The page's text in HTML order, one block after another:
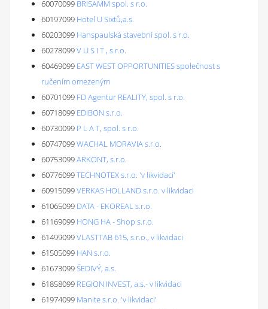
60070099 BRISAMM spol. s r.o.
60197099 Hotel U Sixtů,a.s.
60203099 Hanspaulská stavební spol. s r.o.
60278099V U S I T , s.r.o.
60469099 EAST WEST OPPORTUNITIES společnost s
ručením omezeným
60701099 FD Agentur REALITY, spol. s r.o.
60718099 EDIBON s.r.o.
60730099 P L A T, spol. s r.o.
60747099WACHAL MORAVIA s.r.o.
60753099ARKONT, s.r.o.
60776099TECHNOTEX s.r.o. 'v likvidaci'
60915099VERKAS HOLLAND s.r.o. v likvidaci
61065099 DATA - EKOREAL s.r.o.
61169099 HONG HA - Shop s.r.o.
61499099VLASTTAB 615, s.r.o., v likvidaci
61505099 HAN s.r.o.
61673099ŠEDIVÝ, a.s.
61858099 REGION INVEST, a.s.- v likvidaci
61974099 Manite s.r.o. 'v likvidaci'